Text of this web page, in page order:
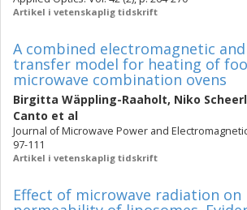
Artikel i vetenskaplig tidskrift
A combined electromagnetic
transfer model for heating of
microwave combination ovens
Birgitta Wäppling-Raaholt, Niko
Canto et al
Journal of Microwave Power and
97-111
Artikel i vetenskaplig tidskrift
Effect of microwave radiation on